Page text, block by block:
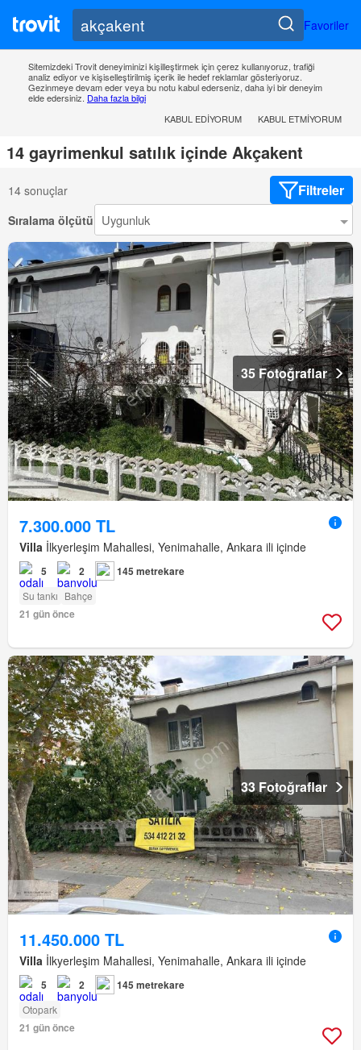
Favoriler
Sitemizdeki Trovit deneyiminizi kişilleştirmek için çerez kullanıyoruz, trafiği
analiz ediyor ve kişiselleştirilmiş içerik ile hedef reklamlar gösteriyoruz.
Gezinmeye devam eder veya bu notu kabul ederseniz, daha iyi bir deneyim
elde edersiniz. Daha fazla bilgi
KABUL EDIYORUM
KABUL ETMIYORUM
14 gayrimenkul satılık içinde Akçakent
14 sonuçlar Filtreler
Sıralama ölçütü
35 Fotoğraflar
7.300.000 TL
Villa İlkyerleşim Mahallesi, Yenimahalle, Ankara ili içinde
5 2 145 metrekare
Su tankı Bahçe
21 gün önce
33 Fotoğraflar
11.450.000 TL
Villa İlkyerleşim Mahallesi, Yenimahalle, Ankara ili içinde
5 2 145 metrekare
Otopark
21 gün önce